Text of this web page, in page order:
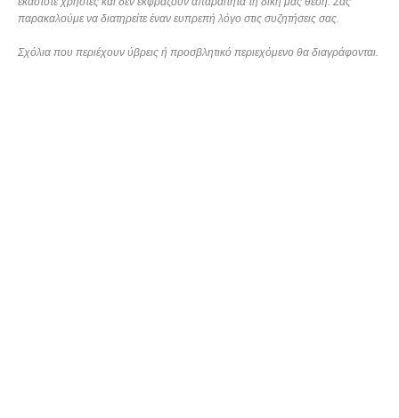
παρακαλούμε να διατηρείτε έναν ευπρεπή λόγο στις συζητήσεις σας.
Σχόλια που περιέχουν ύβρεις ή προσβλητικό περιεχόμενο θα διαγράφονται.